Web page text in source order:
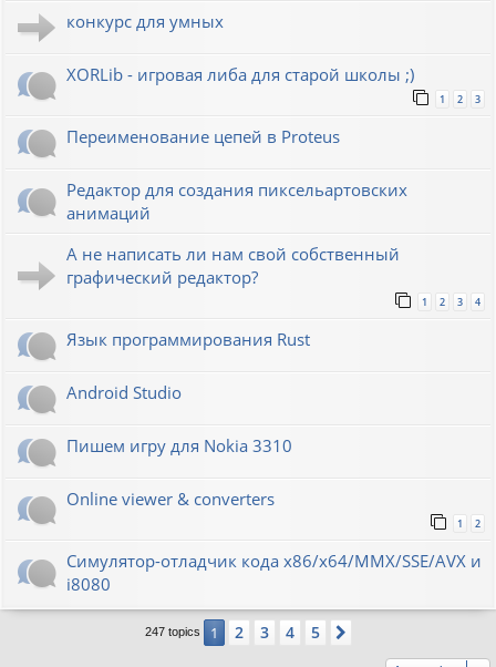
конкурс для умных
XORLib - игровая либа для старой школы ;)
1 2 3
Переименование цепей в Proteus
Редактор для создания пиксельартовских
анимаций
А не написать ли нам свой собственный
графический редактор?
1 2 3 4
Язык программирования Rust
Android Studio
Пишем игру для Nokia 3310
Online viewer & converters
1 2
Симулятор-отладчик кода x86/x64/MMX/SSE/AVX и
i8080
247 topics 1 2 3 4 5